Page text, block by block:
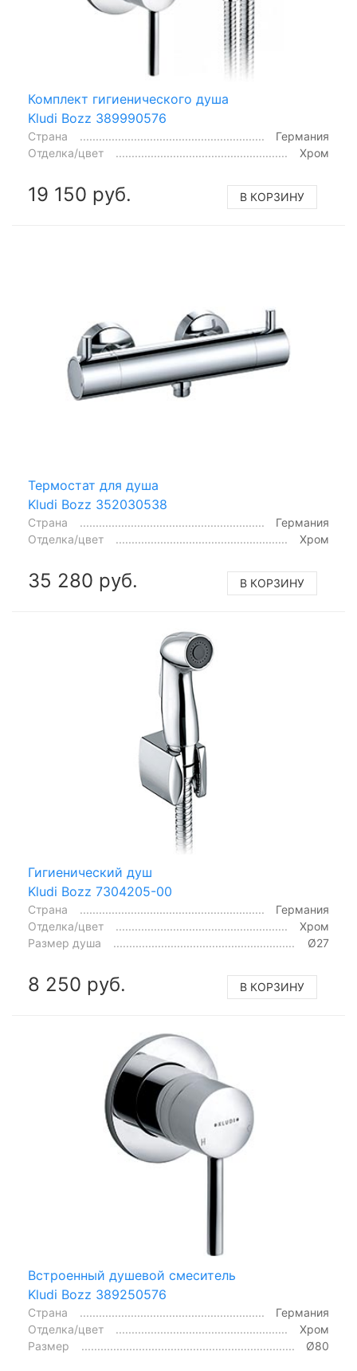
Комплект гигиенического душа
Kludi Bozz 389990576
Страна
Германия
Отделка/цвет
Хром
19 150 руб. В КОРЗИНУ
Термостат для душа
Kludi Bozz 352030538
Страна
Германия
Отделка/цвет
Хром
35 280 руб. В КОРЗИНУ
Гигиенический душ
Kludi Bozz 7304205-00
Страна
Германия
Отделка/цвет
Хром
Размер душа
Ø27
8 250 руб. В КОРЗИНУ
Встроенный душевой смеситель
Kludi Bozz 389250576
Страна
Германия
Отделка/цвет
Хром
Размер
Ø80